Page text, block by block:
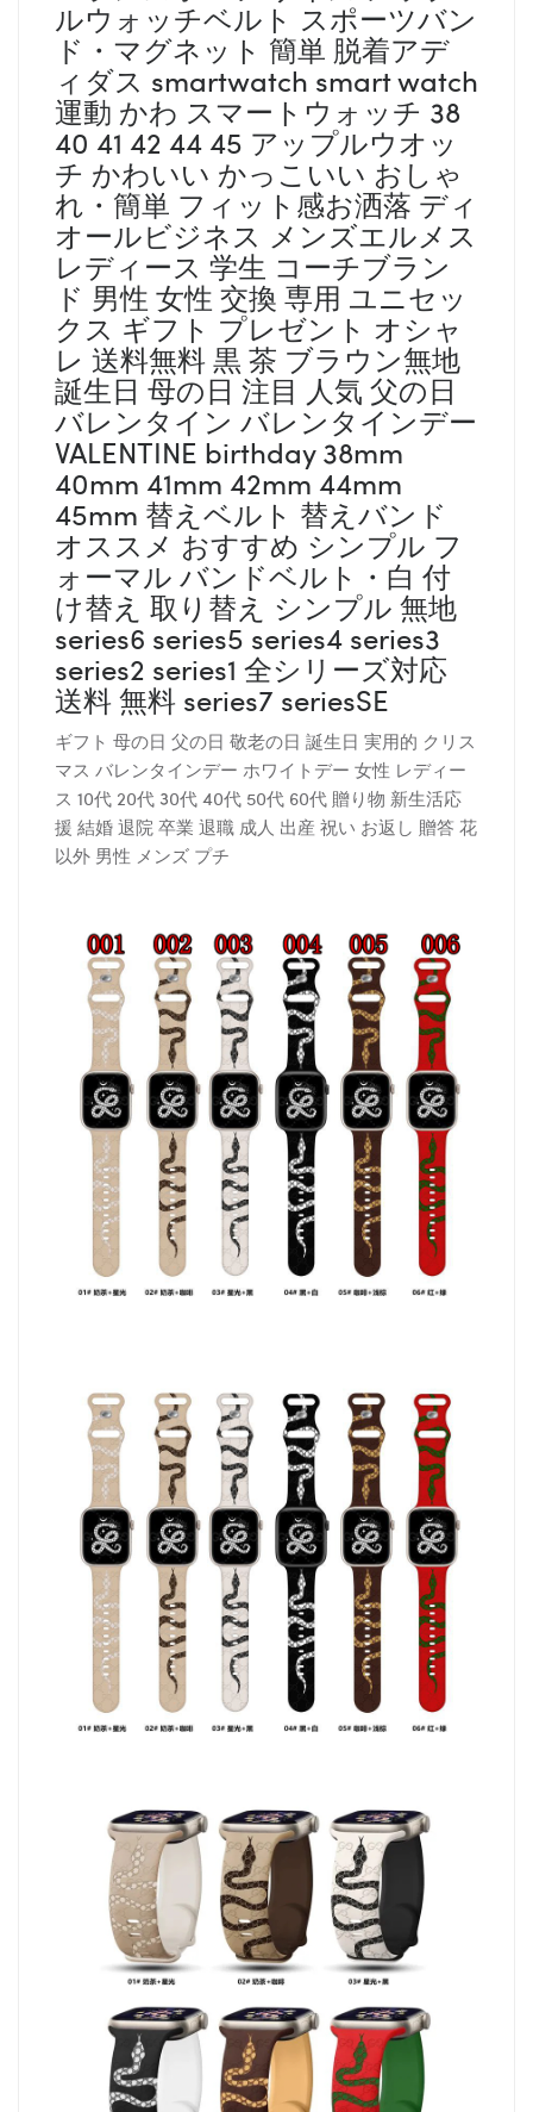
ルウォッチベルト スポーツバン
ド・マグネット 簡単 脱着アデ
ィダス smartwatch smart watch
運動 かわ スマートウォッチ 38
40 41 42 44 45 アップルウオッ
チ かわいい かっこいい おしゃ
れ・簡単 フィット感お洒落 ディ
オールビジネス メンズエルメス
レディース 学生 コーチブラン
ド 男性 女性 交換 専用 ユニセッ
クス ギフト プレゼント オシャ
レ 送料無料 黒 茶 ブラウン無地
誕生日 母の日 注目 人気 父の日
バレンタイン バレンタインデー
VALENTINE birthday 38mm
40mm 41mm 42mm 44mm
45mm 替えベルト 替えバンド
オススメ おすすめ シンプル フ
ォーマル バンドベルト・白 付
け替え 取り替え シンプル 無地
series6 series5 series4 series3
series2 series1 全シリーズ対応
送料 無料 series7 seriesSE
ギフト 母の日 父の日 敬老の日 誕生日 実用的 クリス
マス バレンタインデー ホワイトデー 女性 レディー
ス 10代 20代 30代 40代 50代 60代 贈り物 新生活応
援 結婚 退院 卒業 退職 成人 出産 祝い お返し 贈答 花
以外 男性 メンズ プチ